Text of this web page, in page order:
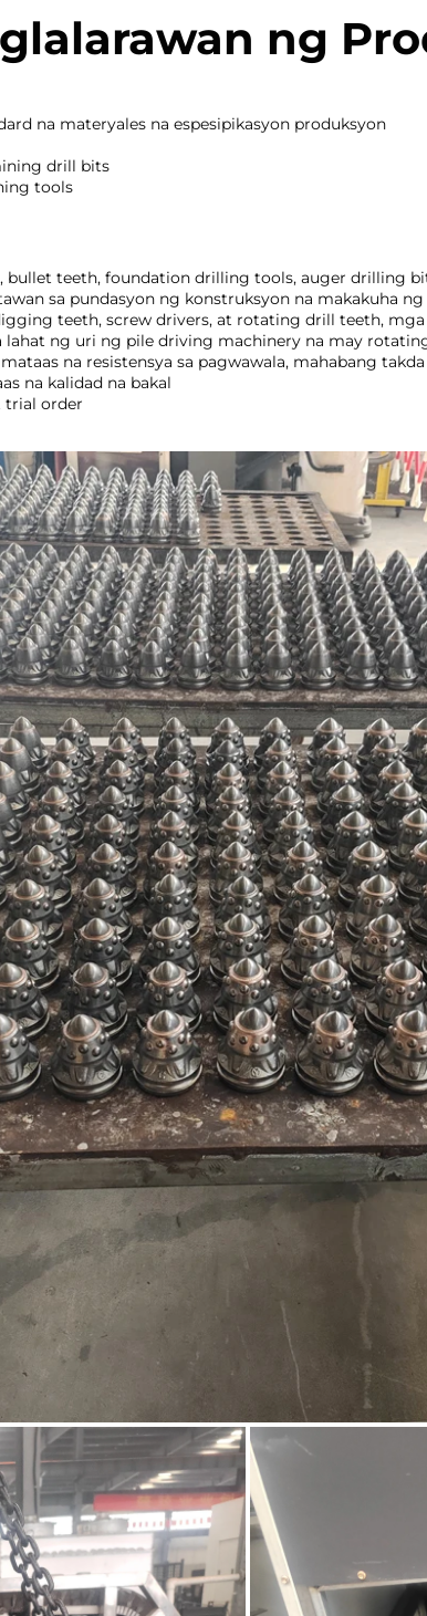
ng
na materyales na espesipikasyon produksyon
drill bits
tools
bullet teeth, foundation drilling tools, auger drilling
sa pundasyon ng konstruksyon na makakuha
teeth, screw drivers, at rotating drill teeth, mga
lahat ng uri ng pile driving machinery na may
na resistensya sa pagwawala, mahabang
na kalidad na bakal
trial order